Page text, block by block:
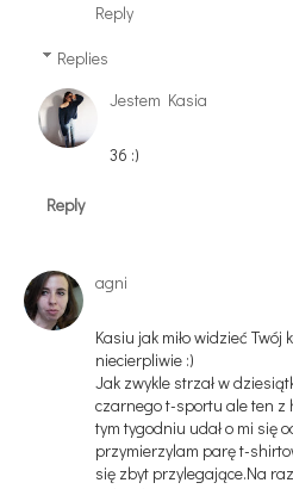
Reply
Replies
Jestem Kasia
36 :)
Reply
agni
Kasiu jak miło widzieć
niecierpliwie :)
Jak zwykle strzał w
czarnego t-sportu ale ten z
tym tygodniu udał o mi się
przymierzylam parę t-
się zbyt przylegające.Na